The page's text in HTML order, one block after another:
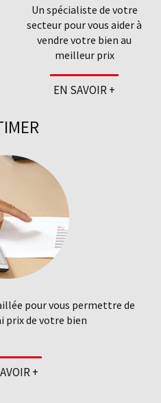
Un spécialiste de votre
secteur pour vous aider à
vendre votre bien au
meilleur prix
EN SAVOIR +
pour vous permettre de
prix de votre bien
+